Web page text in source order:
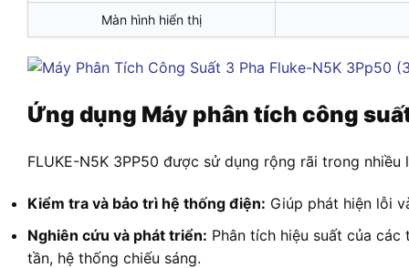
Màn hình hiển thị
Ứng dụng Máy phân tích công
FLUKE-N5K 3PP50 được sử dụng rộng rãi trong nhiều
Kiểm tra và bảo trì hệ thống điện: Giúp phát hiện lỗi
Nghiên cứu và phát triển: Phân tích hiệu suất của
tần, hệ thống chiếu sáng.